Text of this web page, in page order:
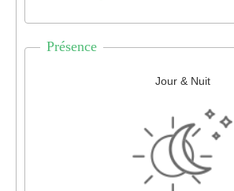
Présence
Jour & Nuit